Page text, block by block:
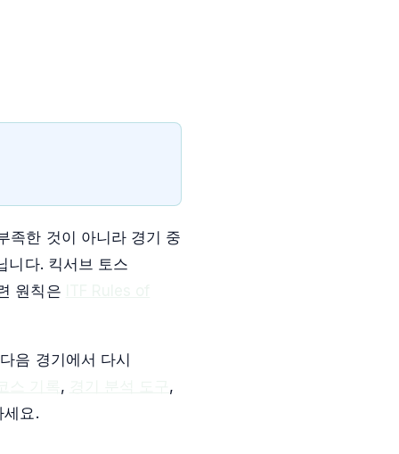
족한 것이 아니라 경기 중
니다. 킥서브 토스
원칙은
음 경기에서 다시
,
,
세요.